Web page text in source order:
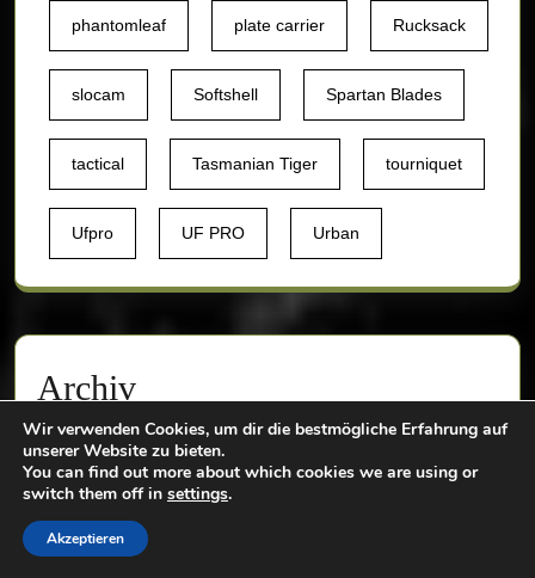
phantomleaf plate carrier Rucksack
slocam Softshell Spartan Blades
tactical Tasmanian Tiger tourniquet
Ufpro UF PRO Urban
Archiv
Archiv
Wir verwenden Cookies, um dir die bestmögliche Erfahrung auf
unserer Website zu bieten.
You can find out more about which cookies we are using or
switch them off in settings.
Akzeptieren